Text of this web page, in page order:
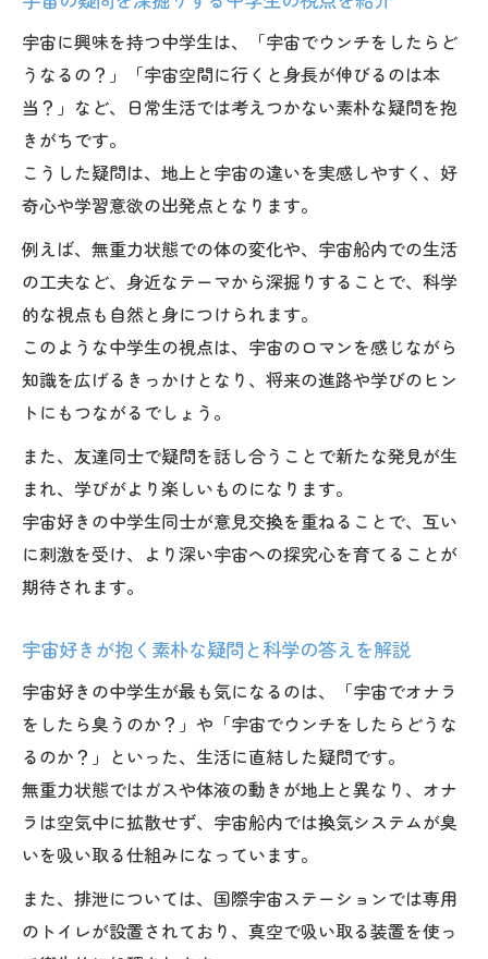
宇宙に興味を持つ中学生は、「宇宙でウンチをしたらど
うなるの？」「宇宙空間に行くと身長が伸びるのは本
当？」など、日常生活では考えつかない素朴な疑問を抱
きがちです。
こうした疑問は、地上と宇宙の違いを実感しやすく、好
奇心や学習意欲の出発点となります。
例えば、無重力状態での体の変化や、宇宙船内での生活
の工夫など、身近なテーマから深掘りすることで、科学
的な視点も自然と身につけられます。
このような中学生の視点は、宇宙のロマンを感じながら
知識を広げるきっかけとなり、将来の進路や学びのヒン
トにもつながるでしょう。
また、友達同士で疑問を話し合うことで新たな発見が生
まれ、学びがより楽しいものになります。
宇宙好きの中学生同士が意見交換を重ねることで、互い
に刺激を受け、より深い宇宙への探究心を育てることが
期待されます。
宇宙好きが抱く素朴な疑問と科学の答えを解説
宇宙好きの中学生が最も気になるのは、「宇宙でオナラ
をしたら臭うのか？」や「宇宙でウンチをしたらどうな
るのか？」といった、生活に直結した疑問です。
無重力状態ではガスや体液の動きが地上と異なり、オナ
ラは空気中に拡散せず、宇宙船内では換気システムが臭
いを吸い取る仕組みになっています。
また、排泄については、国際宇宙ステーションでは専用
のトイレが設置されており、真空で吸い取る装置を使っ